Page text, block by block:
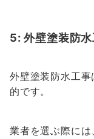
5: 外壁塗装防
外壁塗装防水工
的です。
業者を選ぶ際には